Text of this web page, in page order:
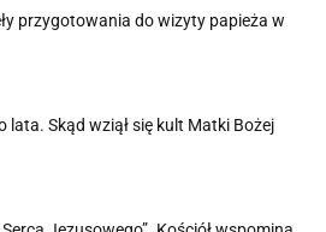
przygotowania do wizyty papieża w
lata. Skąd wziął się kult Matki Bożej